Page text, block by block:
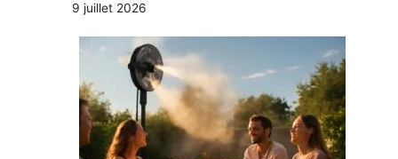
9 juillet 2026